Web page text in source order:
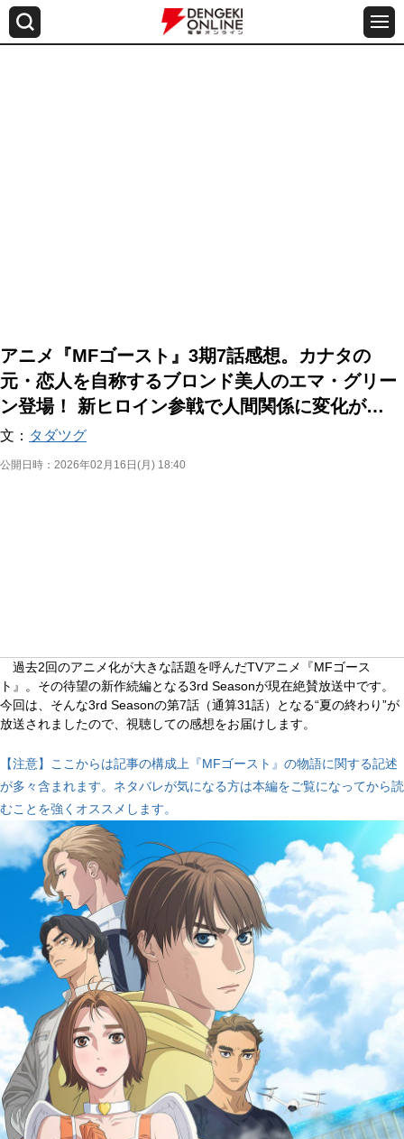
アニメ『MFゴースト』3期7話感想。カナタの
元・恋人を自称するブロンド美人のエマ・グリー
ン登場！ 新ヒロイン参戦で人間関係に変化が…
文： タダツグ
公開日時： 2026年02月16日(月) 18:40
過去2回のアニメ化が大きな話題を呼んだTVアニメ『MFゴース
ト』。その待望の新作続編となる3rd Seasonが現在絶賛放送中です。
今回は、そんな3rd Seasonの第7話（通算31話）となる“夏の終わり”が
放送されましたので、視聴しての感想をお届けします。
【注意】ここからは記事の構成上『MFゴースト』の物語に関する記述
が多々含まれます。ネタバレが気になる方は本編をご覧になってから読
むことを強くオススメします。